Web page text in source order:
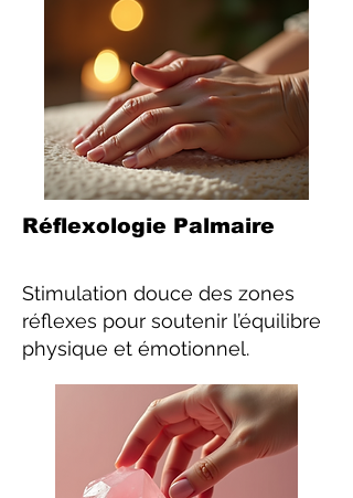
Réflexologie Palmaire
Stimulation douce des zones
réflexes pour soutenir l’équilibre
physique et émotionnel.